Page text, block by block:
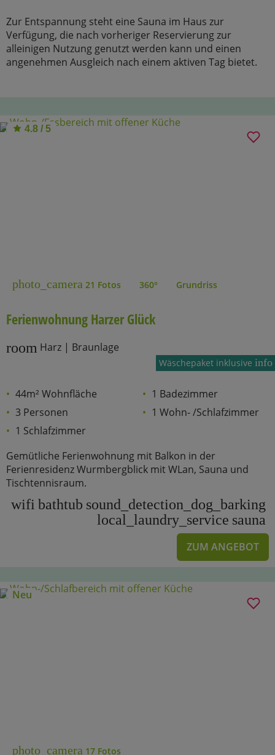
Zur Entspannung steht eine Sauna im Haus zur
Verfügung, die nach vorheriger Reservierung zur
alleinigen Nutzung genutzt werden kann und einen
angenehmen Ausgleich nach einem aktiven Tag bietet.
4.8 / 5
photo_camera 21 Fotos 360° Grundriss
Ferienwohnung Harzer Glück
room Harz | Braunlage
Wäschepaket inklusiveinfo
44m² Wohnfläche
3 Personen
1 Schlafzimmer
1 Badezimmer
1 Wohn- /Schlafzimmer
Gemütliche Ferienwohnung mit Balkon in der
Ferienresidenz Wurmbergblick mit WLan, Sauna und
Tischtennisraum.
wifi bathtub sound_detection_dog_barking
local_laundry_service sauna
ZUM ANGEBOT
Neu
photo_camera 17 Fotos